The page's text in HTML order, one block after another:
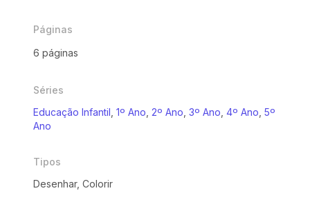
Páginas
6 páginas
Séries
Educação Infantil 1º Ano 2º Ano 3º Ano 4º Ano 5º
Ano
Tipos
Desenhar, Colorir